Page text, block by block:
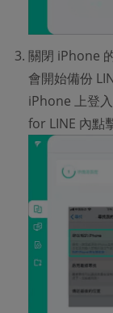
關閉 iPhone
會開始備份
iPhone 上登
for LINE 內點